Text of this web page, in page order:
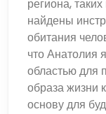
региона,
найдены
обитания
что Анатолия
областью для
образа жизни
основу для